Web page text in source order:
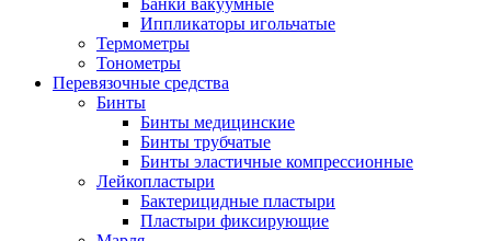
Банки вакуумные
Иппликаторы игольчатые
Термометры
Тонометры
Перевязочные средства
Бинты
Бинты медицинские
Бинты трубчатые
Бинты эластичные компрессионные
Лейкопластыри
Бактерицидные пластыри
Пластыри фиксирующие